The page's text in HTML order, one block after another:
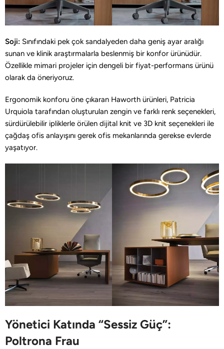
Soji: Sınıfındaki pek çok sandalyeden daha geniş ayar aralığı
sunan ve klinik araştırmalarla beslenmiş bir konfor ürünüdür.
Özellikle mimari projeler için dengeli bir fiyat-performans ürünü
olarak da öneriyoruz.
Ergonomik konforu öne çıkaran Haworth ürünleri, Patricia
Urquiola tarafından oluşturulan zengin ve farklı renk seçenekleri,
sürdürülebilir ipliklerle örülen dijital knit ve 3D knit seçenekleri ile
çağdaş ofis anlayışını gerek ofis mekanlarında gerekse evlerde
yaşatıyor.
Yönetici Katında “Sessiz Güç”:
Poltrona Frau